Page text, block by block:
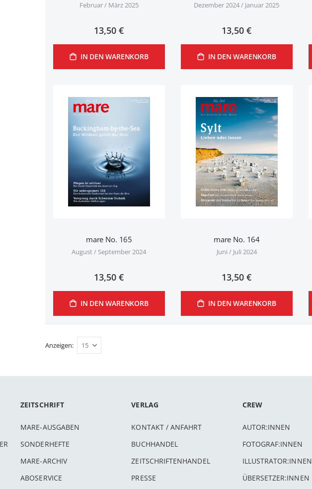
Februar / März 2025
13,50 €
IN DEN WARENKORB
Dezember 2024 / Januar 2025
13,50 €
IN DEN WARENKORB
mare No. 165
August / September 2024
13,50 €
IN DEN WARENKORB
mare No. 164
Juni / Juli 2024
13,50 €
IN DEN WARENKORB
Anzeigen
ZEITSCHRIFT
MARE-AUSGABEN
SONDERHEFTE
MARE-ARCHIV
ABOSERVICE
VERLAG
KONTAKT / ANFAHRT
BUCHHANDEL
ZEITSCHRIFTENHANDEL
PRESSE
CREW
AUTOR:INNEN
FOTOGRAF:INNEN
ILLUSTRATOR:INNEN
ÜBERSETZER:INNEN